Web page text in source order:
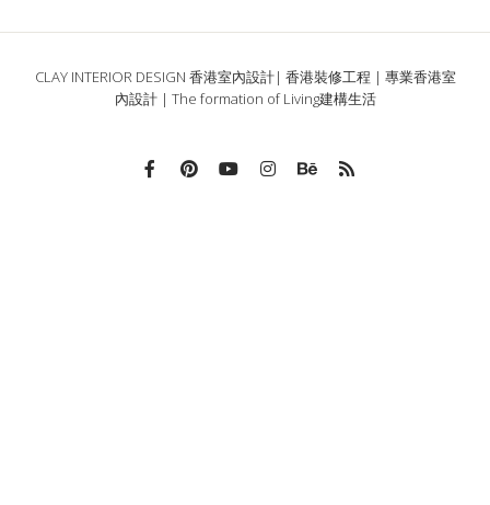
CLAY INTERIOR DESIGN 香港室內設計| 香港裝修工程 | 專業香港室
內設計 | The formation of Living建構生活